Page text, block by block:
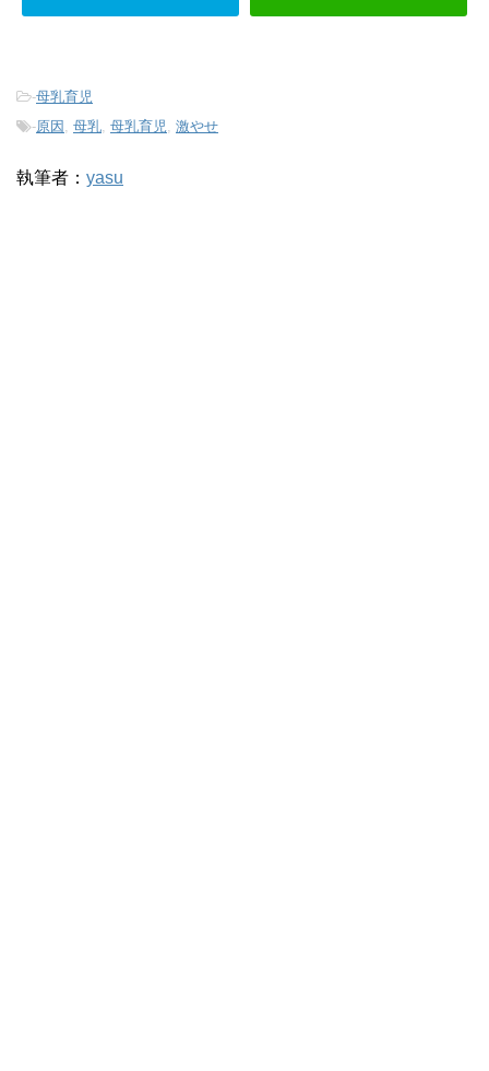
-母乳育児
-原因 母乳 母乳育児 激やせ
執筆者： yasu